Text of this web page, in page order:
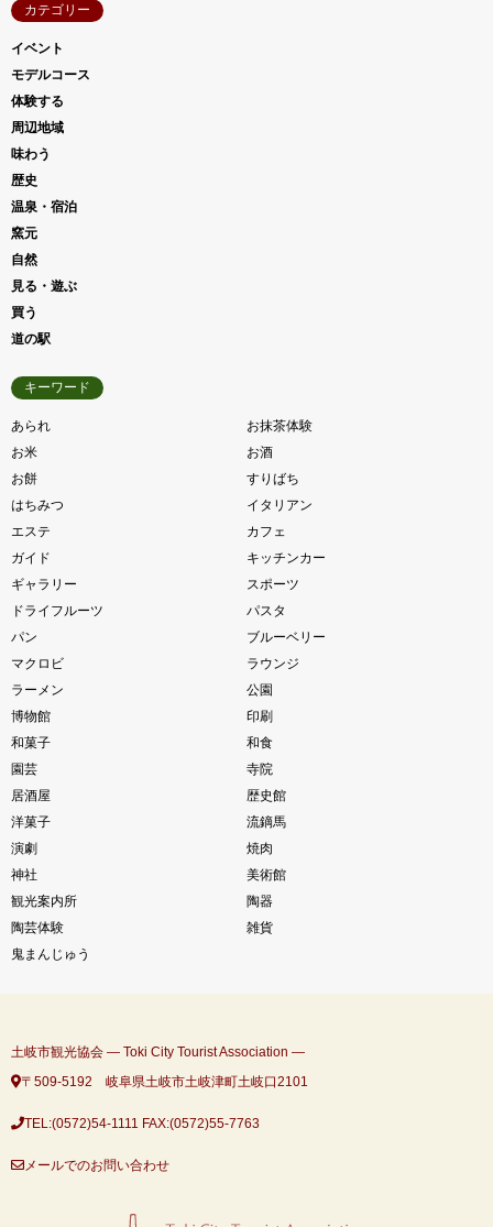
カテゴリー
イベント
モデルコース
体験する
周辺地域
味わう
歴史
温泉・宿泊
窯元
自然
見る・遊ぶ
買う
道の駅
キーワード
あられ
お抹茶体験
お米
お酒
お餅
すりばち
はちみつ
イタリアン
エステ
カフェ
ガイド
キッチンカー
ギャラリー
スポーツ
ドライフルーツ
パスタ
パン
ブルーベリー
マクロビ
ラウンジ
ラーメン
公園
博物館
印刷
和菓子
和食
園芸
寺院
居酒屋
歴史館
洋菓子
流鏑馬
演劇
焼肉
神社
美術館
観光案内所
陶器
陶芸体験
雑貨
鬼まんじゅう
土岐市観光協会 ― Toki City Tourist Association ―
〒509-5192 岐阜県土岐市土岐津町土岐口2101
TEL:(0572)54-1111 FAX:(0572)55-7763
メールでのお問い合わせ